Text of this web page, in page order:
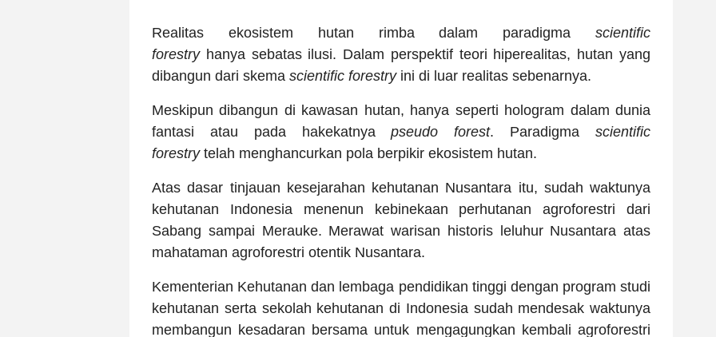
Realitas ekosistem hutan rimba dalam paradigma scientific
forestry hanya sebatas ilusi. Dalam perspektif teori hiperealitas, hutan yang
dibangun dari skema scientific forestryini di luar realitas sebenarnya.
Meskipun dibangun di kawasan hutan, hanya seperti hologram dalam dunia
fantasi atau pada hakekatnyapseudo forest. Paradigma scientific
forestry telah menghancurkan pola berpikir ekosistem hutan.
Atas dasar tinjauan kesejarahan kehutanan Nusantara itu, sudah waktunya
kehutanan Indonesia menenun kebinekaan perhutanan agroforestri dari
Sabang sampai Merauke. Merawat warisan historis leluhur Nusantara atas
mahataman agroforestri otentik Nusantara.
Kementerian Kehutanan dan lembaga pendidikan tinggi dengan program studi
kehutanan serta sekolah kehutanan di Indonesia sudah mendesak waktunya
membangun kesadaran bersama untuk mengagungkan kembali agroforestri